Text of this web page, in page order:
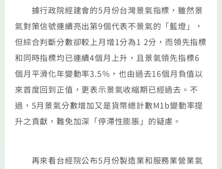
據行政院經建會的5月份台灣景氣指標，雖然景
氣對策信號連續亮出第9個代表不景氣的「藍燈」，
但綜合判斷分數卻較上月增1分為1 2分，而領先指標
和同時指標均已連續4個月上升，且景氣領先指標6
個月平滑化年變動率3.5％，也由過去16個月負值以
來首度回到正值，更表示景氣收縮期已經過去。不
過，5月景氣分數增加又是貨幣總計數M1b變動率提
升之貢獻，難免加深「停滯性膨脹」的疑慮。
再來看台經院公布5月份製造業和服務業營業氣